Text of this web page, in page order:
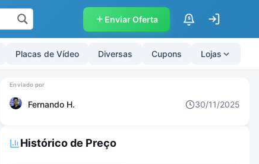
Enviar Oferta $
Placas de Vídeo Diversas Cupons Lojas
Fernando H. 30/11/2025
Histórico de Preço